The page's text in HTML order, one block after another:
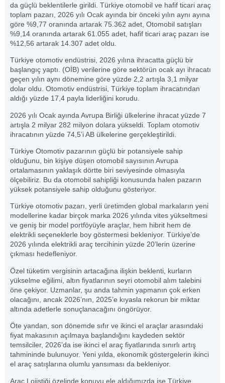
da güçlü beklentilerle girildi. Türkiye otomobil ve hafif ticari araç
toplam pazarı, 2026 yılı Ocak ayında bir önceki yılın aynı ayına
göre %9,77 oranında artarak 75.362 adet, Otomobil satışları
%9,14 oranında artarak 61.055 adet, hafif ticari araç pazarı ise
%12,56 artarak 14.307 adet oldu.
Türkiye otomotiv endüstrisi, 2026 yılına ihracatta güçlü bir
başlangıç yaptı. (OİB) verilerine göre sektörün ocak ayı ihracatı
geçen yılın aynı dönemine göre yüzde 2,2 artışla 3,1 milyar
dolar oldu. Otomotiv endüstrisi, Türkiye toplam ihracatından
aldığı yüzde 17,4 payla liderliğini korudu.
2026 yılı Ocak ayında Avrupa Birliği ülkelerine ihracat yüzde 7
artışla 2 milyar 282 milyon dolara yükseldi. Toplam otomotiv
ihracatının yüzde 74,5’i AB ülkelerine gerçekleştirildi.
Türkiye Otomotiv pazarının güçlü bir potansiyele sahip
olduğunu, bin kişiye düşen otomobil sayısının Avrupa
ortalamasının yaklaşık dörtte biri seviyesinde olmasıyla
ölçebiliriz. Bu da otomobil sahipliği konusunda halen pazarın
yüksek potansiyele sahip olduğunu gösteriyor.
Türkiye otomotiv pazarı, yerli üretimden global markaların yeni
modellerine kadar birçok marka 2026 yılında vites yükseltmesi
ve geniş bir model portföyüyle araçlar, hem hibrit hem de
elektrikli seçeneklerle boy göstermesi bekleniyor. Türkiye’de
2026 yılında elektrikli araç tercihinin yüzde 20’lerin üzerine
çıkması hedefleniyor.
Özel tüketim vergisinin artacağına ilişkin beklenti, kurların
yükselme eğilimi, altın fiyatlarının seyri otomobil alım talebini
öne çekiyor. Uzmanlar, şu anda tahmin yapmanın çok erken
olacağını, ancak 2026’nın, 2025’e kıyasla rekorun bir miktar
altında adetlerle sonuçlanacağını öngörüyor.
Öte yandan, son dönemde sıfır ve ikinci el araçlar arasındaki
fiyat makasının açılmaya başlandığını kaydeden sektör
temsilciler, 2026’da ise ikinci el araç fiyatlarında sınırlı artış
tahmininde bulunuyor. Yeni yılda, ekonomik göstergelerin ikinci
el araç satışlarına olumlu yansıması da bekleniyor.
Araç Lojistiği özelinde konuyu ele aldığımızda ise Türkiye